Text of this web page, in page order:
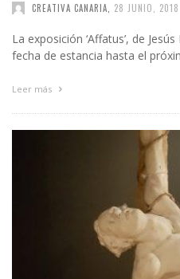
CREATIVA CANARIA 28 JUNIO, 2018
La exposición ‘Affatus’, de
fecha de estancia hasta el
Leer más